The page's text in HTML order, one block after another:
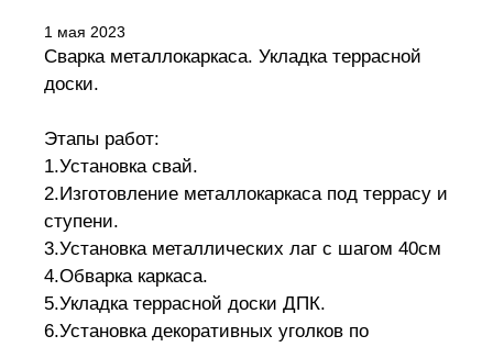
1 мая 2023
Сварка металлокаркаса. Укладка террасной
доски.
Этапы работ:
1.Установка свай.
2.Изготовление металлокаркаса под террасу и
ступени.
3.Установка металлических лаг с шагом 40см
4.Обварка каркаса.
5.Укладка террасной доски ДПК.
6.Установка декоративных уголков по